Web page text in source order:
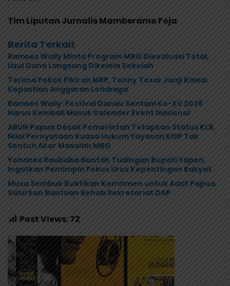
Tim Liputan Jurnalis Mamberamo Foja
Berita Terkait
Ramses Wally Minta Program MBG Dievaluasi Total,
Usul Dana Langsung Dikelola Sekolah
Terima Pokok Pikiran MRP, Tonny Tesar Janji Kawal
Kepastian Anggaran Lembaga
Ramses Wally: Festival Danau Sentani Ke-XV 2026
Harus Kembali Masuk Kalender Event Nasional
ARUN Papua Desak Pemerintah Tetapkan Status KLB,
Nilai Pernyataan Kuasa Hukum Yayasan KISP Tak
Sentuh Akar Masalah MBG
Yohanes Raubaba Bantah Tudingan Bupati Yapen,
Ingatkan Pemimpin Fokus Urus Kepentingan Rakyat
Musa Sombuk Buktikan Komitmen untuk Adat Papua,
Salurkan Bantuan Rehab Sekretariat DAP
Post Views:72